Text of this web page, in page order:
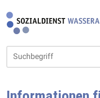
Navigieren in
Suchbegriff